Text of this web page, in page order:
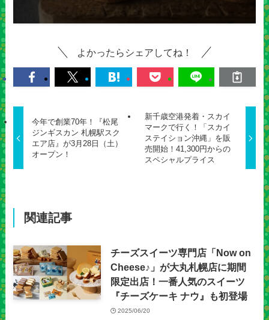
よかったらシェアしてね！
今年で創業70年！『松尾
ジンギスカン 札幌駅スク
エア店』が3月28日（土）
オープン！
新千歳空港発着・スカイ
マークで行く！「スカイ
ステイション沖縄」を販
売開始！41,300円からの
スペシャルプライス
関連記事
チーズスイーツ専門店「Now on
Cheese♪」が大丸札幌店に期間
限定出店！一番人気のスイーツ
『チーズケーキ ナウ』も初登場
2025/06/20